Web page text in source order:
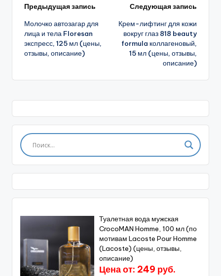
Навигация
записи
Предыдущая запись
Молочко автозагар для
лица и тела Floresan
экспресс, 125 мл (цены,
отзывы, описание)
Следующая запись
Крем-лифтинг для кожи
вокруг глаз 818 beauty
formula коллагеновый,
15 мл (цены, отзывы,
описание)
Туалетная вода мужская
CrocoMAN Homme, 100 мл (по
мотивам Lacoste Pour Homme
(Lacoste) (цены, отзывы,
описание)
Цена от: 249 руб.